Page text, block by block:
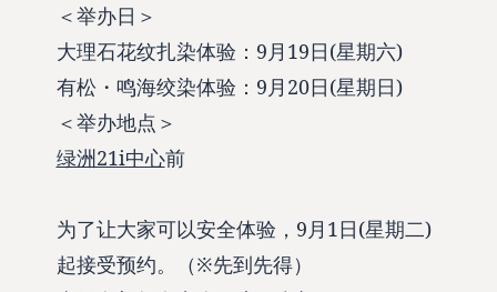
＜举办日＞
大理石花纹扎染体验：9月19日(星期六)
有松・鸣海绞染体验：9月20日(星期日)
＜举办地点＞
绿洲21i中心前
为了让大家可以安全体验，9月1日(星期二)
起接受预约。（※先到先得）